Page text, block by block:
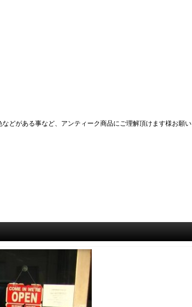
どがある事など、アンティーク商品にご理解頂けます様お願い